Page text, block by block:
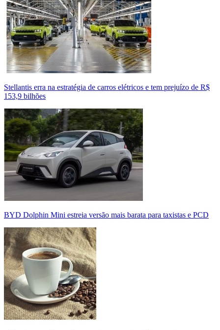
Stellantis erra na estratégia de carros elétricos e tem prejuízo de R$
153,9 bilhões
BYD Dolphin Mini estreia versão mais barata para taxistas e PCD